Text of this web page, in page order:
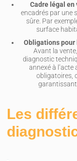
Cadre légal en
encadrés par une
sûre. Par
surface
Obligations pour
Avant la
diagnostic
annexé à
obligatoires,
garantissant
Les